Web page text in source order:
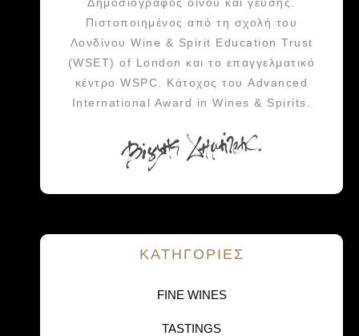
Δημοσιογράφος οίνου και γεύσης.
Πιστοποιημένος από τη σχολή του
Λονδίνου Wine & Spirit Education Trust
(WSET) of London και το επαγγελματικό
κέντρο WSPC. Κάτοχος του Advanced
International Award in Wines & Spirits.
KΑΤΗΓΟΡΙΕΣ
FINE WINES
TASTINGS